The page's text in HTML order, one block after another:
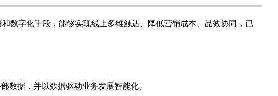
数字化手段，能够实现线上多维触达、降低营销成本、品效协同，已
数据，并以数据驱动业务发展智能化。